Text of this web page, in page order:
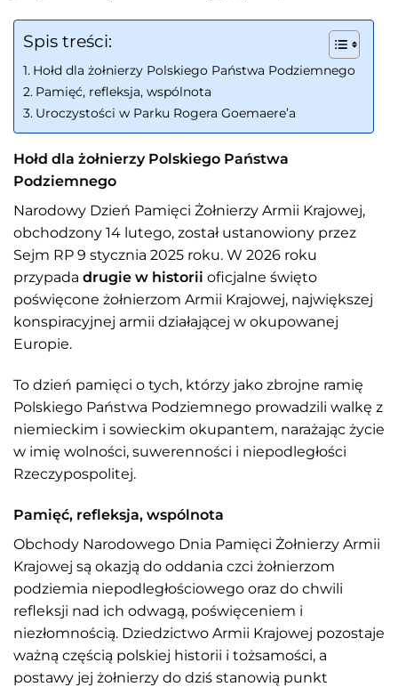
Spis treści:
Hołd dla żołnierzy Polskiego Państwa Podziemnego
Pamięć, refleksja, wspólnota
Uroczystości w Parku Rogera Goemaere’a
Hołd dla żołnierzy Polskiego Państwa
Podziemnego
Narodowy Dzień Pamięci Żołnierzy Armii Krajowej,
obchodzony 14 lutego, został ustanowiony przez
Sejm RP 9 stycznia 2025 roku. W 2026 roku
przypada drugie w historii oficjalne święto
poświęcone żołnierzom Armii Krajowej, największej
konspiracyjnej armii działającej w okupowanej
Europie.
To dzień pamięci o tych, którzy jako zbrojne ramię
Polskiego Państwa Podziemnego prowadzili walkę z
niemieckim i sowieckim okupantem, narażając życie
w imię wolności, suwerenności i niepodległości
Rzeczypospolitej.
Pamięć, refleksja, wspólnota
Obchody Narodowego Dnia Pamięci Żołnierzy Armii
Krajowej są okazją do oddania czci żołnierzom
podziemia niepodległościowego oraz do chwili
refleksji nad ich odwagą, poświęceniem i
niezłomnością. Dziedzictwo Armii Krajowej pozostaje
ważną częścią polskiej historii i tożsamości, a
postawy jej żołnierzy do dziś stanowią punkt